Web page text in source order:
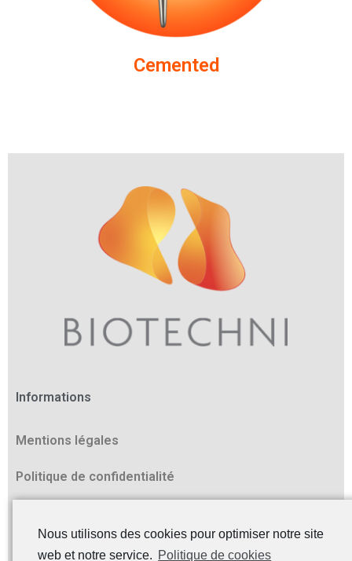
Nous utilisons des cookies pour optimiser notre site
web et notre service. Politique de cookies
Cemented
Informations
Mentions légales
Politique de confidentialité
Z.I. Athélia II